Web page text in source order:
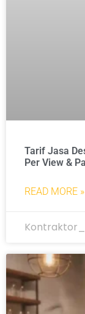
Tarif Jasa
Per View &
READ MORE »